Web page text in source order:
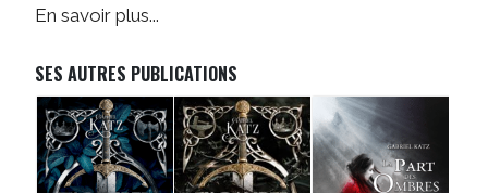
En savoir plus...
SES AUTRES PUBLICATIONS